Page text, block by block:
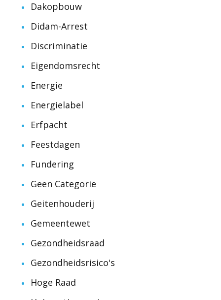
Dakopbouw
Didam-Arrest
Discriminatie
Eigendomsrecht
Energie
Energielabel
Erfpacht
Feestdagen
Fundering
Geen Categorie
Geitenhouderij
Gemeentewet
Gezondheidsraad
Gezondheidsrisico's
Hoge Raad